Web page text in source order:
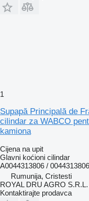
1
Supapă Principală de
cilindar za WABCO
kamiona
Cijena na upit
Glavni koćioni cilindar
A0044313806 / 0044313806
Rumunija, Cristesti
ROYAL DRU AGRO S.R.L.
Kontaktirajte prodavca